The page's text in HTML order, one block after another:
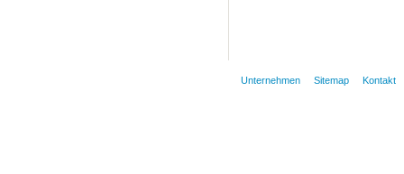
Unternehmen Sitemap Kontakt